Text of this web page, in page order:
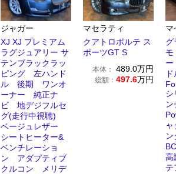
ジャガー
XJ XJ プレミアム
ラグジュアリー サ
テンブラックラッ
ピング 左ハンド
ル 後期 ワンオ
ーナー 純正ナ
ビ 地デジフルセ
グ(走行中視聴)
ベージュレザー
シートヒーター&
ベンチレーショ
ン アダプティブ
クルコン メリデ
マセラティ
クアトロポルテ ス
ポーツGT S
本体： 489.0万円
総額： 497.6万円
マ
グ
モ
ー
高
テ